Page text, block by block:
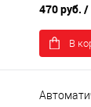
470 руб. /
В